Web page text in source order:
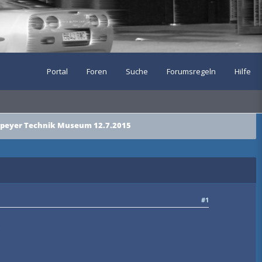
Portal Foren Suche Forumsregeln Hilfe
Technik Museum 12.7.2015
#1